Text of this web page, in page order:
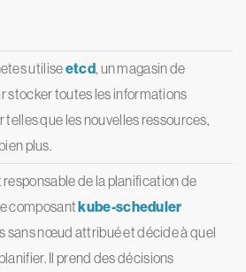
utiliseetcd, un magasin de
stocker toutes les informations
telles que les nouvelles ressources,
plus.
de la planification de
composantkube-scheduler
sans nœud attribué et décide à quel
Il prend des décisions